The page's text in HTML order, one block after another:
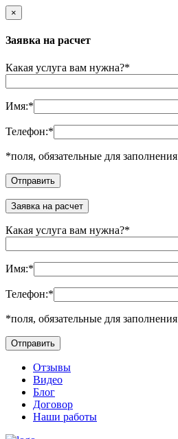
×
Заявка на расчет
Какая услуга вам нужна?*
Имя:*
Телефон:*
*поля, обязательные для заполнения
Заявка на расчет
Какая услуга вам нужна?*
Имя:*
Телефон:*
*поля, обязательные для заполнения
Отзывы
Видео
Блог
Договор
Наши работы